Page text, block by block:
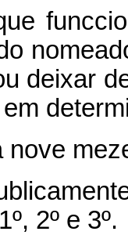
deixar
nove
2º e 3º.